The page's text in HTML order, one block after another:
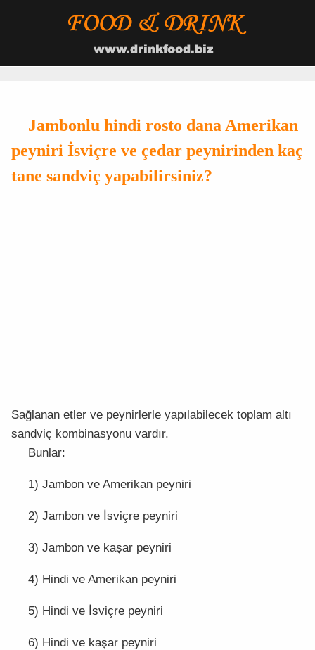
Jambonlu hindi rosto dana Amerikan
peyniri İsviçre ve çedar peynirinden kaç
tane sandviç yapabilirsiniz?
Sağlanan etler ve peynirlerle yapılabilecek toplam altı
sandviç kombinasyonu vardır.
Bunlar:
1) Jambon ve Amerikan peyniri
2) Jambon ve İsviçre peyniri
3) Jambon ve kaşar peyniri
4) Hindi ve Amerikan peyniri
5) Hindi ve İsviçre peyniri
6) Hindi ve kaşar peyniri